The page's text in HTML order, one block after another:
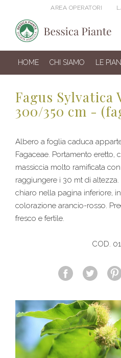
AREA OPERATORI
HOME CHI SIAMO LE
Fagus Sylvatica
300/350 cm -
Albero a foglia caduca
Fagaceae. Portamento eretto,
massiccia molto ramificata
raggiungere i 30 mt di
chiaro nella pagina inferiore,
colorazione arancio-rosso.
fresco e fertile.
COD.